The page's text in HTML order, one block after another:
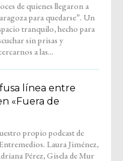
a las...
línea entre
«Fuera de